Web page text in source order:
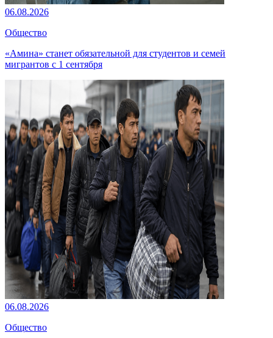
06.08.2026
Общество
«Амина» станет обязательной для студентов и семей
мигрантов с 1 сентября
06.08.2026
Общество